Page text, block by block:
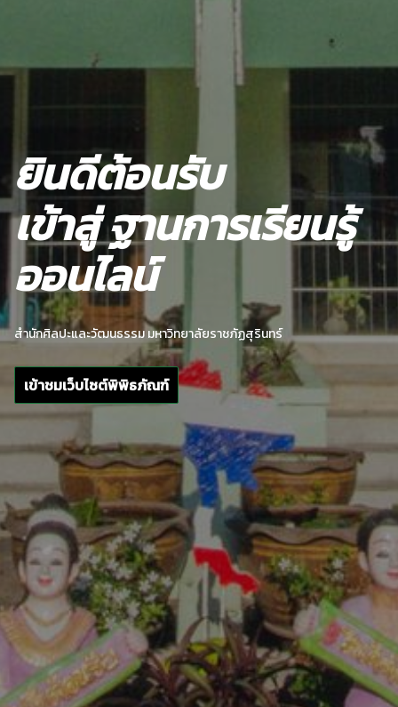
ยินดีต้อนรับ
เข้าสู่ ฐานการเรียนรู้
ออนไลน์
สำนักศิลปะและวัฒนธรรม มหาวิทยาลัยราชภัฏสุรินทร์
เข้าชมเว็บไซต์พิพิธภัณฑ์